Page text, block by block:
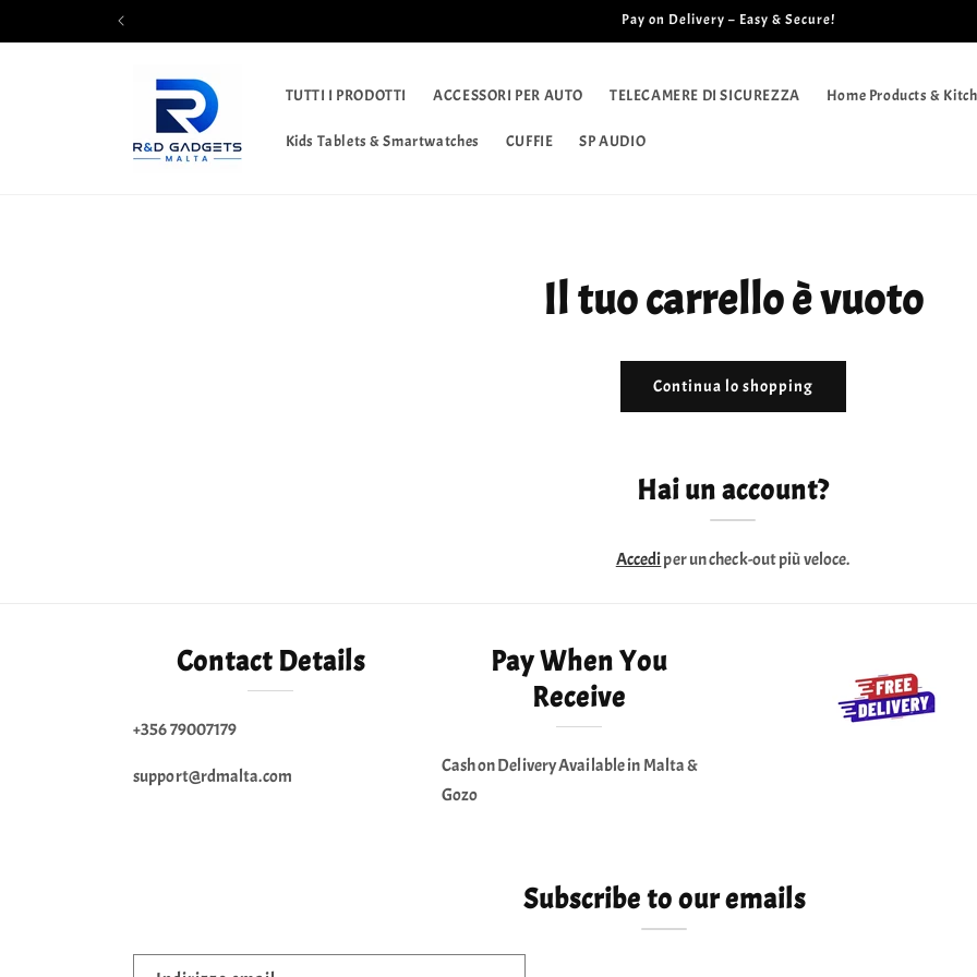
ai contenuti
Pay on Delivery – Easy & Secure!
TUTTI I PRODOTTI ACCESSORI PER AUTO TELECAMERE DI SICUREZZA Home Products &
Kids Tablets & Smartwatches CUFFIE SP AUDIO
Il tuo carrello è vuoto
Continua lo shopping
Hai un account?
Accediper un check-out più veloce.
Contact Details
+356 79007179
support@rdmalta.com
Pay When You
Receive
Cash on Delivery Available in Malta &
Gozo
Subscribe to our emails